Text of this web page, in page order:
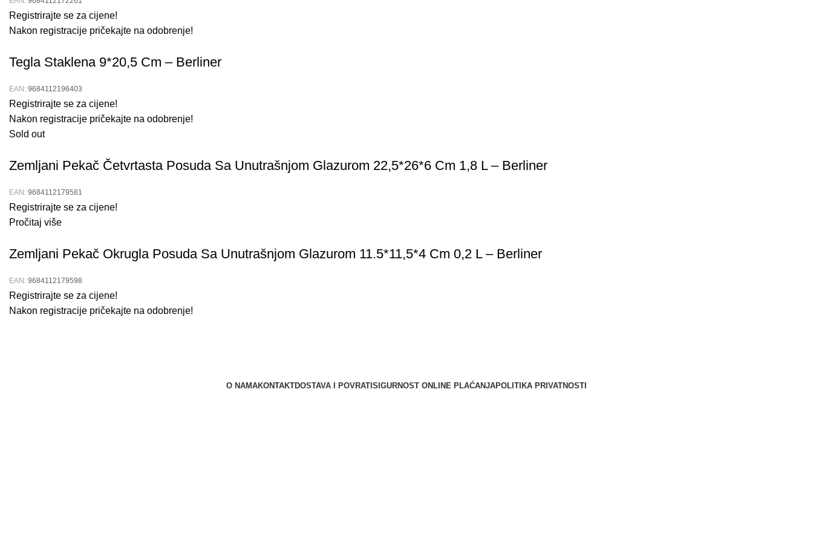
Registrirajte se za cijene!
Nakon registracije pričekajte na odobrenje!
Tegla Staklena 9*20,5 Cm – Berliner
EAN: 9684112196403
Registrirajte se za cijene!
Nakon registracije pričekajte na odobrenje!
Sold out
Zemljani Pekač Četvrtasta Posuda Sa Unutrašnjom Glazurom 22,5*26*6 Cm 1,8 L – Berliner
EAN: 9684112179581
Registrirajte se za cijene!
Pročitaj više
Zemljani Pekač Okrugla Posuda Sa Unutrašnjom Glazurom 11.5*11,5*4 Cm 0,2 L – Berliner
EAN: 9684112179598
Registrirajte se za cijene!
Nakon registracije pričekajte na odobrenje!
O NAMAKONTAKTDOSTAVA I POVRATISIGURNOST ONLINE PLAĆANJAPOLITIKA PRIVATNOSTI